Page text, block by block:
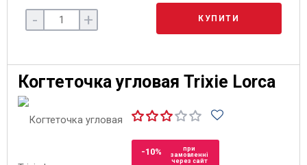
- + КУПИТИ
Когтеточка угловая Trixie Lorca
-10%
при
замовленні
через сайт